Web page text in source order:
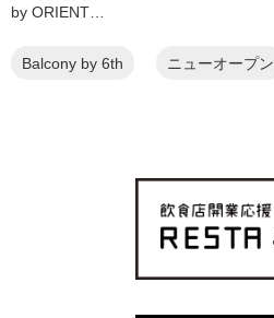
by ORIENT…
Balcony by 6th ニューオープン